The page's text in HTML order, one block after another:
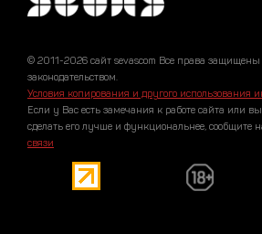
© 2011-2026 сайт sevascom Все права защищены
законодательством.
Условия копирования и другого использования
Если у Вас есть замечания к работе сайта или
сделать его лучше и функциональнее, сообщите
связи